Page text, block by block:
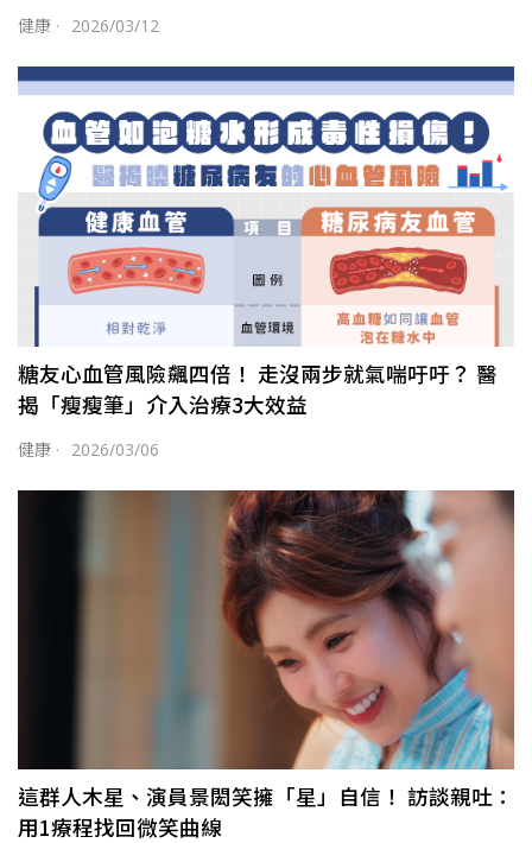
健康 · 2026/03/12
糖友心血管風險飆四倍！ 走沒兩步就氣喘吁吁？ 醫
揭「瘦瘦筆」介入治療3大效益
健康 · 2026/03/06
這群人木星、演員景閎笑擁「星」自信！ 訪談親吐：
用1療程找回微笑曲線